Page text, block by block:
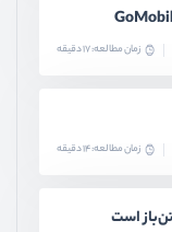
زمان مطالعه: 17 دقیقه
زمان مطالعه: 14 دقیقه